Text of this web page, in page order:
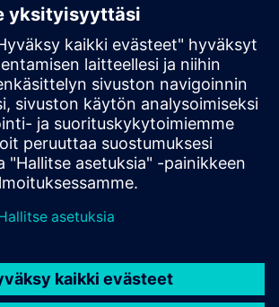
lépni.
tapahtumia saatavilla.
varauslistalle, niin saat ilmoituksen, kun
tulee saataville.